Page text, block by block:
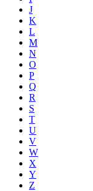
J
K
L
M
N
O
P
Q
R
S
T
U
V
W
X
Y
Z